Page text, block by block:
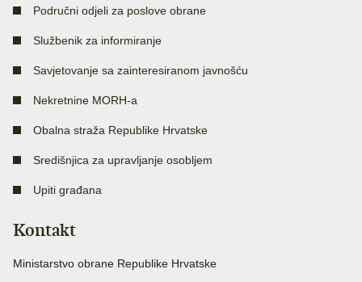
Područni odjeli za poslove obrane
Službenik za informiranje
Savjetovanje sa zainteresiranom javnošću
Nekretnine MORH-a
Obalna straža Republike Hrvatske
Središnjica za upravljanje osobljem
Upiti građana
Kontakt
Ministarstvo obrane Republike Hrvatske